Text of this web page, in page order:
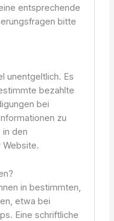
entsprechende
bitte
unentgeltlich. Es
bezahlte
bei
zu
in den
Website.
in bestimmten,
etwa bei
Eine schriftliche